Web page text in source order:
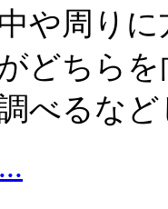
や周り
どちら
べるな